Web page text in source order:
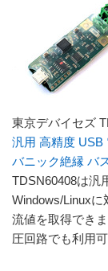
東京デバイセズ
汎用 高精度 USB
バニック絶縁 バ
TDSN60408は汎
Windows/Linux
流値を取得でき
圧回路でも利用可